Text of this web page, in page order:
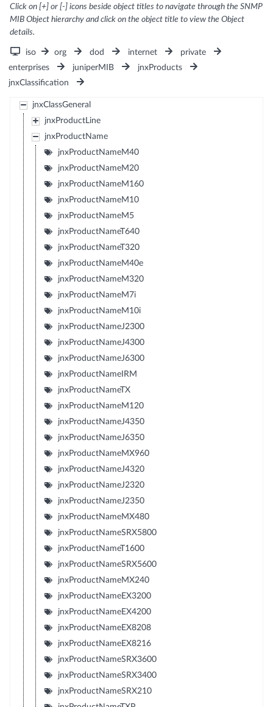
Click on [+] or [-] icons beside object titles to navigate through the SNMP
MIB Object hierarchy and click on the object title to view the Object
details.
iso org dod internet
private
enterprises
juniperMIB
jnxProducts
jnxClassification
jnxClassGeneral
jnxProductLine
jnxProductName
jnxProductNameM40
jnxProductNameM20
jnxProductNameM160
jnxProductNameM10
jnxProductNameM5
jnxProductNameT640
jnxProductNameT320
jnxProductNameM40e
jnxProductNameM320
jnxProductNameM7i
jnxProductNameM10i
jnxProductNameJ2300
jnxProductNameJ4300
jnxProductNameJ6300
jnxProductNameIRM
jnxProductNameTX
jnxProductNameM120
jnxProductNameJ4350
jnxProductNameJ6350
jnxProductNameMX960
jnxProductNameJ4320
jnxProductNameJ2320
jnxProductNameJ2350
jnxProductNameMX480
jnxProductNameSRX5800
jnxProductNameT1600
jnxProductNameSRX5600
jnxProductNameMX240
jnxProductNameEX3200
jnxProductNameEX4200
jnxProductNameEX8208
jnxProductNameEX8216
jnxProductNameSRX3600
jnxProductNameSRX3400
jnxProductNameSRX210